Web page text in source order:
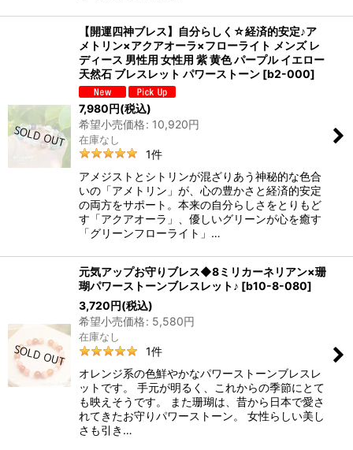
【開運四神ブレス】自分らしく☆経済的安定♪ア
メトリン×アクアオーラ×フローライト メンズ レ
ディース 男性用 女性用 紫 黄色 パープル イエロー
天然石 ブレスレット パワーストーン [b2-000]
7,980円(税込)
希望小売価格: 10,920円
在庫なし
1件
アメジストとシトリンが混ざりあう神秘的な色合
いの「アメトリン」が、心の豊かさと経済的安定
の両方をサポート。本来の自分らしさをとりもど
す「アクアオーラ」、優しいグリーンが心を癒す
「グリーンフローライト」…
元気アップお守りブレス◆8ミリカーネリアン×珊
瑚パワーストーンブレスレット♪ [b10-8-080]
3,720円(税込)
希望小売価格: 5,580円
在庫なし
1件
オレンジ系の色鮮やかなパワーストーンブレスレ
ットです。 手元が明るく、これからの季節にとて
も映えそうです。 また珊瑚は、昔から日本で愛さ
れてきたお守りパワーストーン。 女性らしい美し
さも引き…